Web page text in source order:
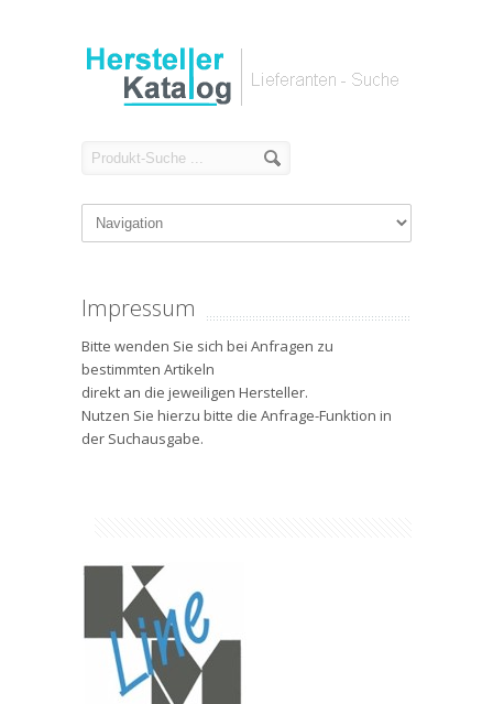
Impressum
Bitte wenden Sie sich bei Anfragen zu
bestimmten Artikeln
direkt an die jeweiligen Hersteller.
Nutzen Sie hierzu bitte die Anfrage-Funktion in
der Suchausgabe.